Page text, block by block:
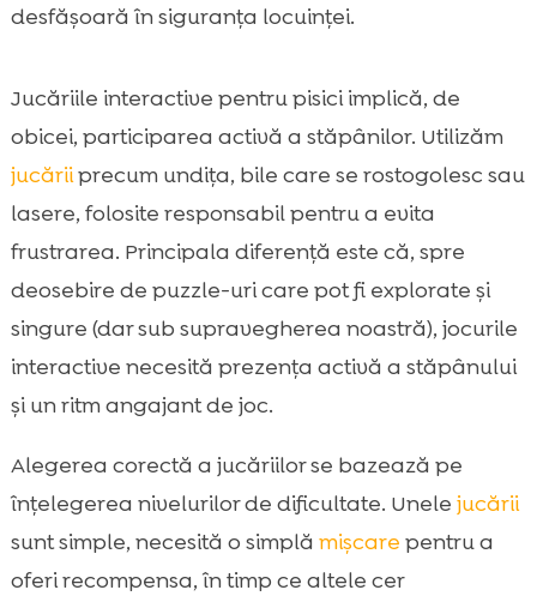
desfășoară în siguranța locuinței.
Jucăriile interactive pentru pisici implică, de
obicei, participarea activă a stăpânilor. Utilizăm
jucăriiprecum undița, bile care se rostogolesc sau
lasere, folosite responsabil pentru a evita
frustrarea. Principala diferență este că, spre
deosebire de puzzle-uri care pot fi explorate și
singure (dar sub supravegherea noastră), jocurile
interactive necesită prezența activă a stăpânului
și un ritm angajant de joc.
Alegerea corectă a jucăriilor se bazează pe
înțelegerea nivelurilor de dificultate. Unele jucării
sunt simple, necesită o simplă mișcare pentru a
oferi recompensa, în timp ce altele cer